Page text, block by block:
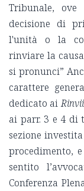
Tribunale,
decisione di
l'unità o la
rinviare la
si pronunci”
carattere
dedicato ai
ai parr. 3 e 4 di
sezione
procedimento,
sentito
Conferenza